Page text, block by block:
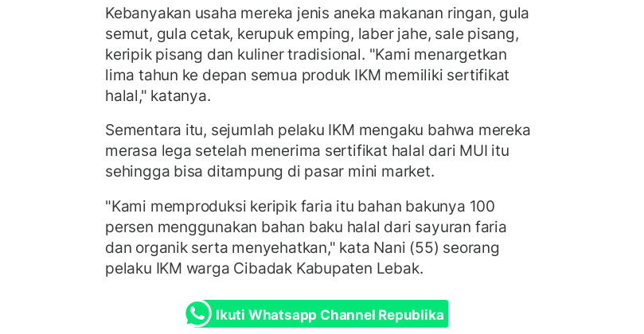
Kebanyakan usaha mereka jenis aneka makanan ringan, gula
semut, gula cetak, kerupuk emping, laber jahe, sale pisang,
keripik pisang dan kuliner tradisional. "Kami menargetkan
lima tahun ke depan semua produk IKM memiliki sertifikat
halal," katanya.
Sementara itu, sejumlah pelaku IKM mengaku bahwa mereka
merasa lega setelah menerima sertifikat halal dari MUI itu
sehingga bisa ditampung di pasar mini market.
"Kami memproduksi keripik faria itu bahan bakunya 100
persen menggunakan bahan baku halal dari sayuran faria
dan organik serta menyehatkan," kata Nani (55) seorang
pelaku IKM warga Cibadak Kabupaten Lebak.
Ikuti Whatsapp Channel Republika